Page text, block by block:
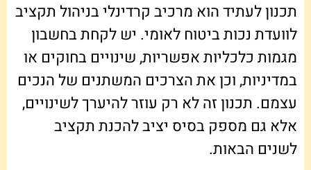
תכנון לעתיד הוא מרכיב קרדינלי בניהול תקציב
לוועדת נכות ביטוח לאומי. יש לקחת בחשבון
מגמות כלכליות אפשריות, שינויים בחוקים או
במדיניות, וכן את הצרכים המשתנים של הנכים
עצמם. תכנון זה לא רק עוזר להיערך לשינויים,
אלא גם מספק בסיס יציב להכנת תקציב
לשנים הבאות.